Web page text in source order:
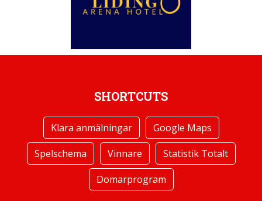
SHORTCUTS
Klara anmälningar
Google Maps
Spelschema
Vinnare
Statistik Totalt
Domarprogram